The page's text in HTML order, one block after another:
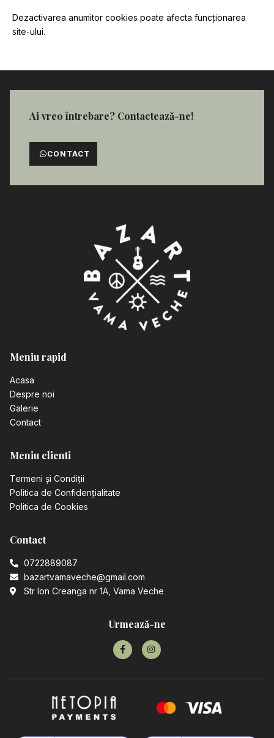
Dezactivarea anumitor cookies poate afecta funcționarea
site-ului.
Ai vreo întrebare? Contactează-ne!
CONTACT
Meniu rapid
Acasa
Despre noi
Galerie
Contact
Meniu clienti
Termeni și Condiții
Politica de Confidențialitate
Politica de Cookies
Contact
0722889087
bazartvamaveche@gmail.com
Str Ion Creanga nr 1A, Vama Veche
Urmează-ne